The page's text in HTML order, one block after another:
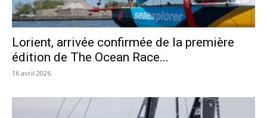
Lorient, arrivée confirmée de la première
édition de The Ocean Race...
16 avril 2026